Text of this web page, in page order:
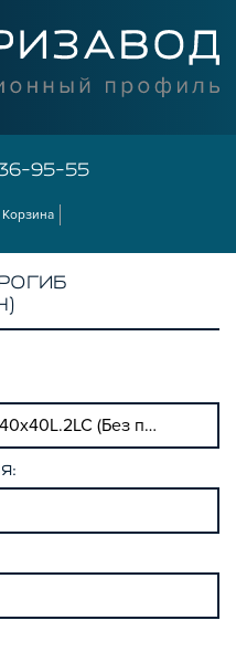
95-55
Корзина
Профиль конструкционный 40х40L.2LC (Без покрытия)